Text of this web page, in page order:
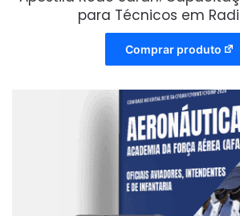
para Técnicos em
Comprar produto